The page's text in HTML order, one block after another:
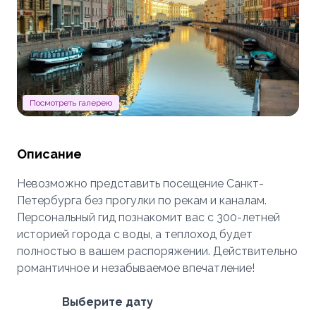
Посмотреть галерею
Описание
Невозможно представить посещение Санкт-
Петербурга без прогулки по рекам и каналам.
Персональный гид познакомит вас с 300-летней
историей города с воды, а теплоход будет
полностью в вашем распоряжении. Действительно
романтичное и незабываемое впечатление!
Выберите дату